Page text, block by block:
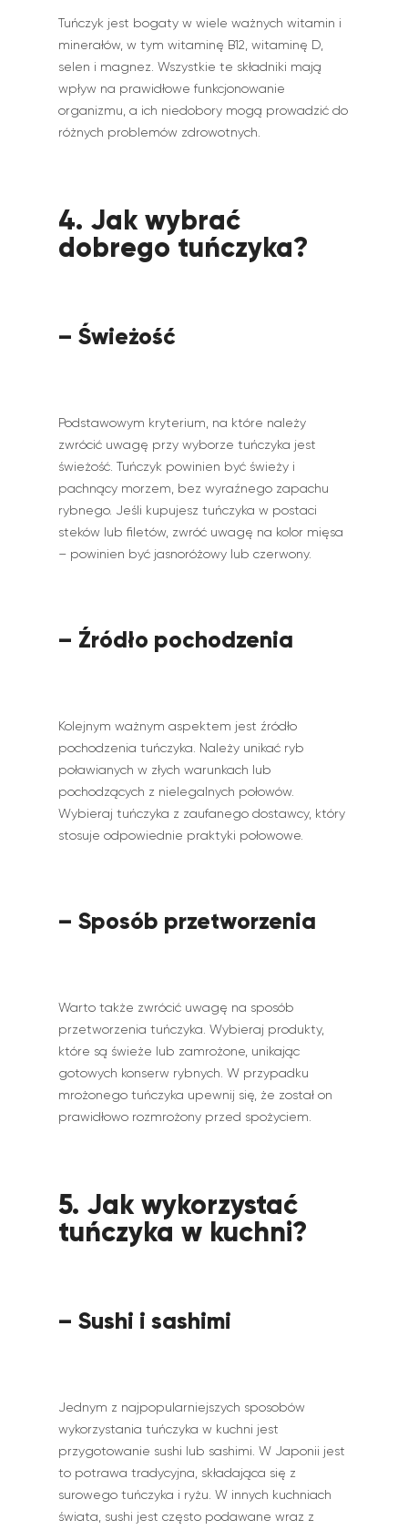
Tuńczyk jest bogaty w wiele ważnych witamin i
minerałów, w tym witaminę B12, witaminę D,
selen i magnez. Wszystkie te składniki mają
wpływ na prawidłowe funkcjonowanie
organizmu, a ich niedobory mogą prowadzić do
różnych problemów zdrowotnych.
4. Jak wybrać
dobrego tuńczyka?
– Świeżość
Podstawowym kryterium, na które należy
zwrócić uwagę przy wyborze tuńczyka jest
świeżość. Tuńczyk powinien być świeży i
pachnący morzem, bez wyraźnego zapachu
rybnego. Jeśli kupujesz tuńczyka w postaci
steków lub filetów, zwróć uwagę na kolor mięsa
– powinien być jasnoróżowy lub czerwony.
– Źródło pochodzenia
Kolejnym ważnym aspektem jest źródło
pochodzenia tuńczyka. Należy unikać ryb
poławianych w złych warunkach lub
pochodzących z nielegalnych połowów.
Wybieraj tuńczyka z zaufanego dostawcy, który
stosuje odpowiednie praktyki połowowe.
– Sposób przetworzenia
Warto także zwrócić uwagę na sposób
przetworzenia tuńczyka. Wybieraj produkty,
które są świeże lub zamrożone, unikając
gotowych konserw rybnych. W przypadku
mrożonego tuńczyka upewnij się, że został on
prawidłowo rozmrożony przed spożyciem.
5. Jak wykorzystać
tuńczyka w kuchni?
– Sushi i sashimi
Jednym z najpopularniejszych sposobów
wykorzystania tuńczyka w kuchni jest
przygotowanie sushi lub sashimi. W Japonii jest
to potrawa tradycyjna, składająca się z
surowego tuńczyka i ryżu. W innych kuchniach
świata, sushi jest często podawane wraz z